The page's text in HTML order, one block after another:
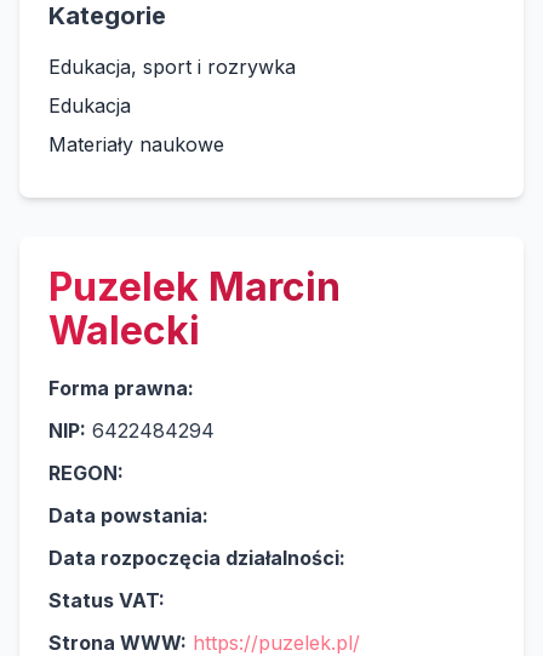
Kategorie
Edukacja, sport i rozrywka
Edukacja
Materiały naukowe
Puzelek Marcin
Walecki
Forma prawna:
NIP: 6422484294
REGON:
Data powstania:
Data rozpoczęcia działalności:
Status VAT:
Strona WWW: https://puzelek.pl/